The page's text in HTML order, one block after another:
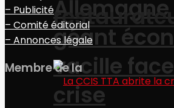
Allemagne
géant
vacille
crise
– Publicité
– Comité éditorial
– Annonces légale
Membre de la